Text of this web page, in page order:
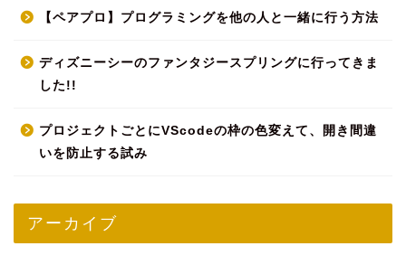
【ペアプロ】プログラミングを他の人と一緒に行う方法
ディズニーシーのファンタジースプリングに行ってきま
した!!
プロジェクトごとにVScodeの枠の色変えて、開き間違
いを防止する試み
アーカイブ